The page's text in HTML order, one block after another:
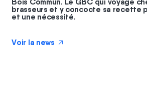
brasseurs et y concocte sa recette
et une nécessité.
Voir la news ↗